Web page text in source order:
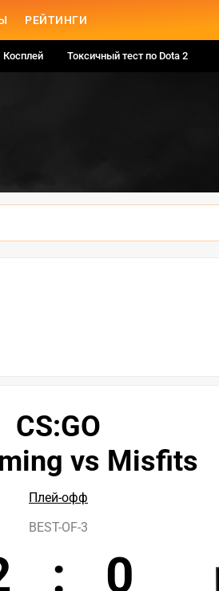
РЕЙТИНГИ
Косплей Токсичный тест по Dota 2
CS:GO
vs Misfits
Плей-офф
BEST-OF-3
: 0